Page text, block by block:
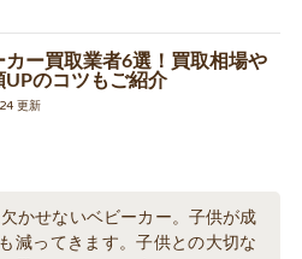
カー買取業者6選！買取相場や
UPのコツもご紹介
更新
かせないベビーカー。子供が成
減ってきます。子供との大切な